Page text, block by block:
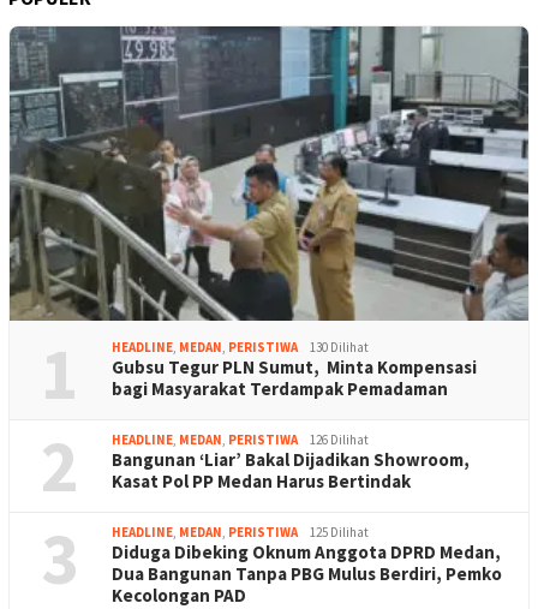
1 HEADLINE, MEDAN, PERISTIWA 130 Dilihat
Gubsu Tegur PLN Sumut, Minta Kompensasi
bagi Masyarakat Terdampak Pemadaman
2 HEADLINE, MEDAN, PERISTIWA 126 Dilihat
Bangunan ‘Liar’ Bakal Dijadikan Showroom,
Kasat Pol PP Medan Harus Bertindak
3 HEADLINE, MEDAN, PERISTIWA 125 Dilihat
Diduga Dibeking Oknum Anggota DPRD Medan,
Dua Bangunan Tanpa PBG Mulus Berdiri, Pemko
Kecolongan PAD